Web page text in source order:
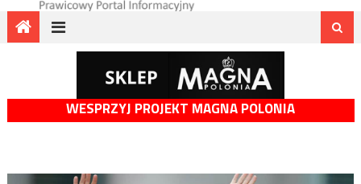
WESPRZYJ PROJEKT MAGNA POLONIA